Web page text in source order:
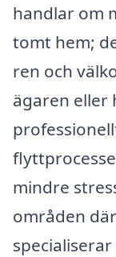
handlar om
tomt hem;
ren och
ägaren eller
mindre
områden